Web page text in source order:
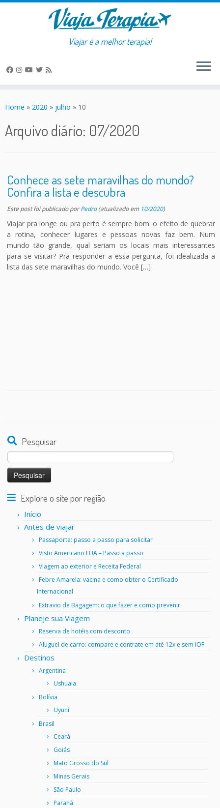
to
Viajar é a melhor terapia!
Home » 2020 » julho » 10
Arquivo diário: 07/2020
Conhece as sete maravilhas do mundo?
Confira a lista e descubra
Este post foi publicadoporPedro(atualizado em 10/2020)
Viajar pra longe ou pra perto é sempre bom: o efeito de quebrar
a rotina, conhecer lugares e pessoas novas faz bem. Num
mundo tão grande, qual seriam os locais mais interessantes
para se visitar? Pra responder a essa pergunta, foi idealizada a
lista das sete maravilhas do mundo. Você […]
Pesquisar
por:
Explore o site por região
Início
Antes de viajar
Passaporte: passo a passo para solicitar
Visto Americano EUA – Passo a passo
Viagem ao exterior e Receita Federal
Febre Amarela: vacina e como obter o Certificado
Internacional
Extravio de Bagagem: o que fazer e como prevenir
Planeje sua Viagem
Reserva de hotéis com desconto
Aluguel de carro: compare e contrate em até 12x e sem IOF
Destinos
Argentina
Ushuaia
Bolívia
Uyuni
Brasil
Ceará
Goiás
Mato Grosso do Sul
Minas Gerais
São Paulo
Paraná